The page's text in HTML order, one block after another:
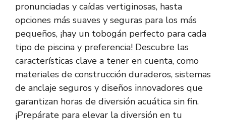
pronunciadas y caídas vertiginosas, hasta
opciones más suaves y seguras para los más
pequeños, ¡hay un tobogán perfecto para cada
tipo de piscina y preferencia! Descubre las
características clave a tener en cuenta, como
materiales de construcción duraderos, sistemas
de anclaje seguros y diseños innovadores que
garantizan horas de diversión acuática sin fin.
¡Prepárate para elevar la diversión en tu